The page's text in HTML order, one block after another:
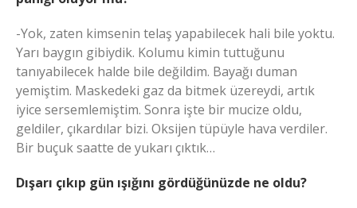
-Yok, zaten kimsenin telaş yapabilecek hali bile yoktu.
Yarı baygın gibiydik. Kolumu kimin tuttuğunu
tanıyabilecek halde bile değildim. Bayağı duman
yemiştim. Maskedeki gaz da bitmek üzereydi, artık
iyice sersemlemiştim. Sonra işte bir mucize oldu,
geldiler, çıkardılar bizi. Oksijen tüpüyle hava verdiler.
Bir buçuk saatte de yukarı çıktık…
Dışarı çıkıp gün ışığını gördüğünüzde ne oldu?